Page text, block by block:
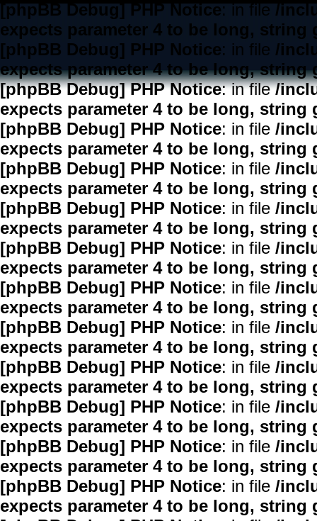
[phpBB Debug] PHP Notice: in file/
expects parameter 4 to be long, string
[phpBB Debug] PHP Notice: in file /
expects parameter 4 to be long, string
[phpBB Debug] PHP Notice: in file/
expects parameter 4 to be long, string
[phpBB Debug] PHP Notice: in file /
expects parameter 4 to be long, string
[phpBB Debug] PHP Notice: in file /
expects parameter 4 to be long, string
[phpBB Debug] PHP Notice: in file /
expects parameter 4 to be long, string
[phpBB Debug] PHP Notice: in file /
expects parameter 4 to be long, string
[phpBB Debug] PHP Notice: in file /
expects parameter 4 to be long, string
[phpBB Debug] PHP Notice: in file /
expects parameter 4 to be long, string
[phpBB Debug] PHP Notice: in file /
expects parameter 4 to be long, string
[phpBB Debug] PHP Notice: in file /
expects parameter 4 to be long, string
[phpBB Debug] PHP Notice: in file /
expects parameter 4 to be long, string
[phpBB Debug] PHP Notice: in file /
expects parameter 4 to be long, string